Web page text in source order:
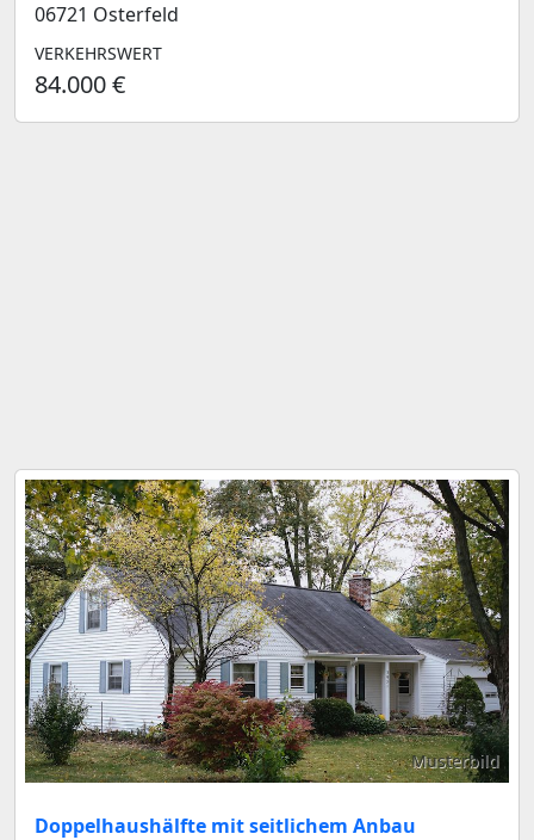
06721 Osterfeld
VERKEHRSWERT
84.000 €
Musterbild
Doppelhaushälfte mit seitlichem Anbau